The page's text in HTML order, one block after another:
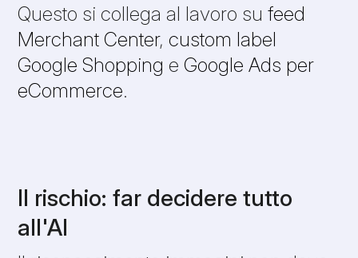
Questo si collega al lavoro sufeed
Merchant Center,custom label
Google Shopping e Google Ads per
eCommerce.
Il rischio: far decidere tutto
all'AI